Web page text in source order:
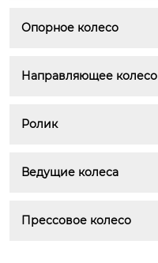
Опорное колесо
Направляющее колесо
Ролик
Ведущие колеса
Прессовое колесо